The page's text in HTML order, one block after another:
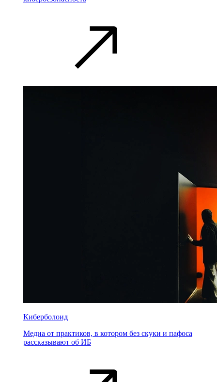
Киберболоид
Медиа от практиков, в котором без скуки и пафоса
рассказывают об ИБ